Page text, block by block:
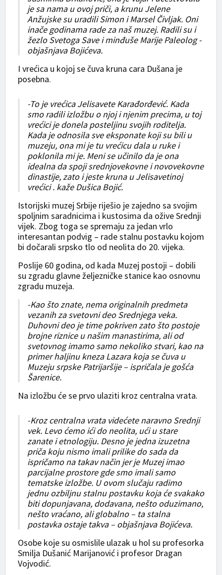
je sa nama u ovoj priči, a krunu Jelene
Anžujske su uradili Simon i Marsel Čivljak. Oni
inače godinama rade za naš muzej. Radili su i
žezlo Svetoga Save i minđuše Marije Paleolog -
objašnjava Bojićeva.
I vrećica u kojoj se čuva kruna cara Dušana je
posebna.
-To je vrećica Jelisavete Karađorđević. Kada
smo radili izložbu o njoj i njenim precima, u toj
vrećici je donela posteljinu svojih roditelja.
Kada je odnosila sve eksponate koji su bili u
muzeju, ona mi je tu vrećicu dala u ruke i
poklonila mi je. Meni se učinilo da je ona
idealna da spoji srednjovekovne i novovekovne
dinastije, zato i jeste kruna u Jelisavetinoj
vrećici . kaže Dušica Bojić.
Istorijski muzej Srbije riješio je zajedno sa svojim
spoljnim saradnicima i kustosima da ožive Srednji
vijek. Zbog toga se spremaju za jedan vrlo
interesantan podvig – rade stalnu postavku kojom
bi dočarali srpsko tlo od neolita do 20. vijeka.
Poslije 60 godina, od kada Muzej postoji – dobili
su zgradu glavne željezničke stanice kao osnovnu
zgradu muzeja.
-Kao što znate, nema originalnih predmeta
vezanih za svetovni deo Srednjega veka.
Duhovni deo je time pokriven zato što postoje
brojne riznice u našim manastirima, ali od
svetovnog imamo samo nekoliko stvari, kao na
primer haljinu kneza Lazara koja se čuva u
Muzeju srpske Patrijaršije – ispričala je gošća
Šarenice.
Na izložbu će se prvo ulaziti kroz centralna vrata.
-Kroz centralna vrata videćete naravno Srednji
vek. Levo ćemo ići do neolita, ući u stare
zanate i etnologiju. Desno je jedna izuzetna
priča koju nismo imali prilike do sada da
ispričamo na takav način jer je Muzej imao
parcijalne prostore gde smo imali samo
tematske izložbe. U ovom slučaju radimo
jednu ozbiljnu stalnu postavku koja će svakako
biti dopunjavana, dodavana, nešto oduzimano,
nešto vraćano, ali globalno – ta stalna
postavka ostaje takva – objašnjava Bojićeva.
Osobe koje su osmislile ulazak u hol su profesorka
Smilja Dušanić Marijanović i profesor Dragan
Vojvodić.